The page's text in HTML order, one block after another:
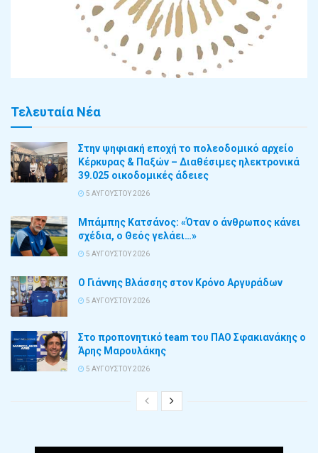
Τελευταία Νέα
Στην ψηφιακή εποχή το πολεοδομικό αρχείο
Κέρκυρας & Παξών – Διαθέσιμες ηλεκτρονικά
39.025 οικοδομικές άδειες
5 ΑΥΓΟΎΣΤΟΥ 2026
Μπάμπης Κατσάνος: «Όταν ο άνθρωπος κάνει
σχέδια, ο Θεός γελάει…»
5 ΑΥΓΟΎΣΤΟΥ 2026
Ο Γιάννης Βλάσσης στον Κρόνο Αργυράδων
5 ΑΥΓΟΎΣΤΟΥ 2026
Στο προπονητικό team του ΠΑΟ Σφακιανάκης ο
Άρης Μαρουλάκης
5 ΑΥΓΟΎΣΤΟΥ 2026